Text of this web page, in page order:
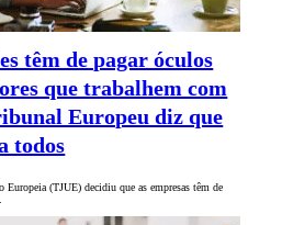
têm de pagar óculos
que trabalhem com
Europeu diz que
todos
Europeia (TJUE) decidiu que as empresas têm de